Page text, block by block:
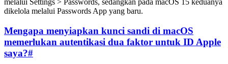
melalui Settings > Passwords, sedangkan pada macOS 15 keduanya
dikelola melalui Passwords App yang baru.
Mengapa menyiapkan kunci sandi di macOS
memerlukan autentikasi dua faktor untuk ID Apple
saya?#